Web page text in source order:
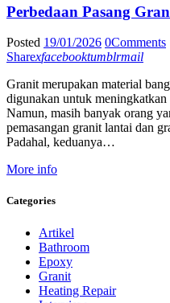
Perbedaan Pasang
Posted 19/01/2026 0Comments
Sharexfacebooktumblrmail
Granit merupakan material
digunakan untuk
Namun, masih banyak orang
pemasangan granit lantai dan
Padahal, keduanya…
More info
Categories
Artikel
Bathroom
Epoxy
Granit
Heating Repair